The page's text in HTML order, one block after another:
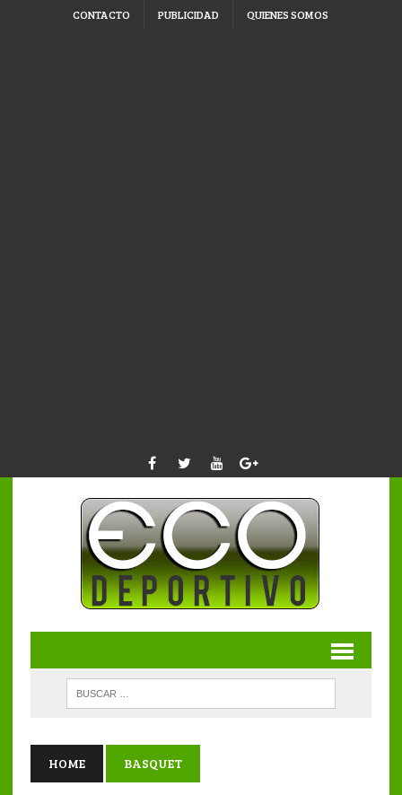
CONTACTO PUBLICIDAD QUIENES SOMOS
HOME BASQUET